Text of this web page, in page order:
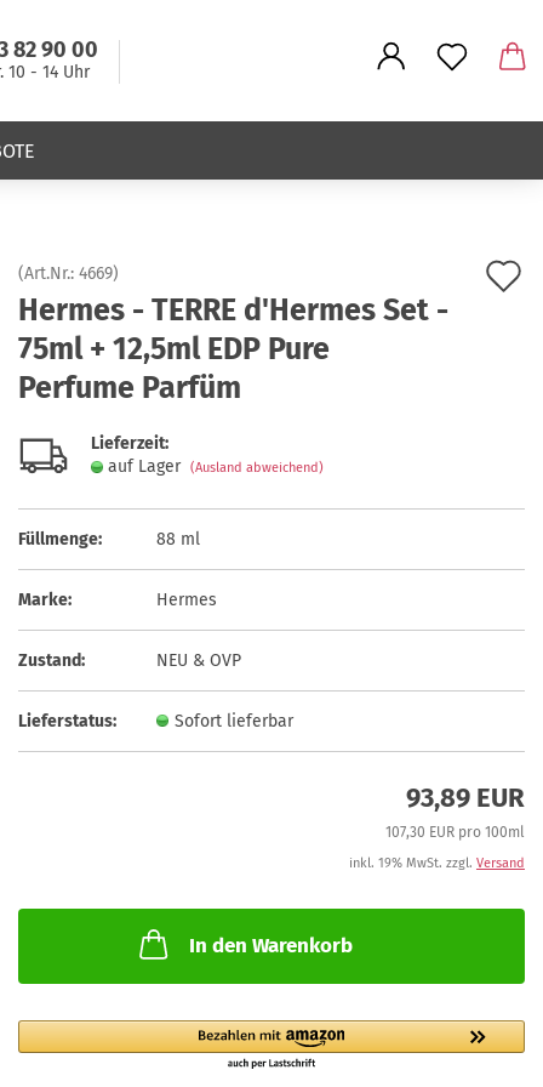
82 90 00
10 - 14 Uhr
(Art.Nr.: 4669)
Hermes - TERRE d'Hermes Set -
75ml + 12,5ml EDP Pure
Perfume Parfüm
Lieferzeit:
auf Lager (Ausland abweichend)
Füllmenge: 88 ml
Marke: Hermes
Zustand: NEU & OVP
Lieferstatus: Sofort lieferbar
93,89 EUR
107,30 EUR pro 100ml
inkl. 19% MwSt. zzgl. Versand
In den Warenkorb